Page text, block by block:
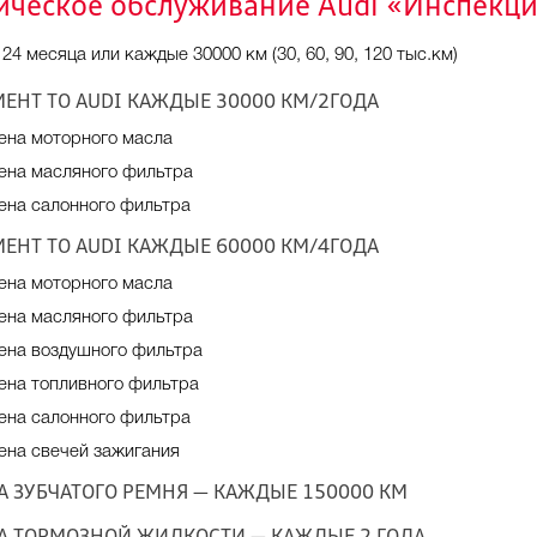
обслуживание Audi
месяца или каждые 30000 км (30, 60, 90, 120 тыс.км)
ТО АUDI КАЖДЫЕ 30000 КМ/2ГОДА
моторного масла
масляного фильтра
салонного фильтра
ТО AUDI КАЖДЫЕ 60000 КМ/4ГОДА
моторного масла
масляного фильтра
воздушного фильтра
топливного фильтра
салонного фильтра
свечей зажигания
ЗУБЧАТОГО РЕМНЯ — КАЖДЫЕ 150000 КМ